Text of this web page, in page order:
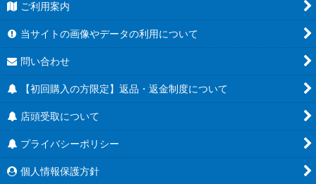
ご利用案内
当サイトの画像やデータの利用について
問い合わせ
【初回購入の方限定】返品・返金制度について
店頭受取について
プライバシーポリシー
個人情報保護方針